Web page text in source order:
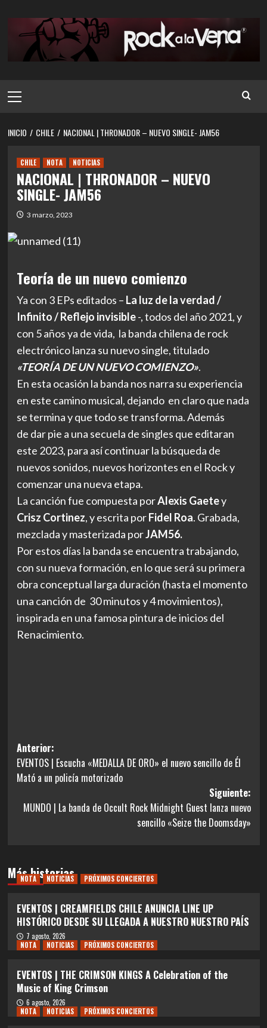
contenido
principal
INICIO CHILE NACIONAL | THRONADOR – NUEVO SINGLE- JAM56
CHILE NOTA NOTICIAS
NACIONAL | THRONADOR – NUEVO
SINGLE- JAM56
3 marzo, 2023
Teoría de un nuevo comienzo
Ya con 3 EPs editados – La luz de la verdad /
Infinito / Reflejo invisible-, todos del año 2021, y
con 5 años ya de vida, la banda chilena de rock
electrónico lanza su nuevo single, titulado
«TEORÍA DE UN NUEVO COMIENZO».
En esta ocasión la banda nos narra su experiencia
en este camino musical, dejando en claro que nada
se termina y que todo se transforma. Además
de dar pie a una secuela de singles que editaran
este 2023, para así continuar la búsqueda de
nuevos sonidos, nuevos horizontes en el Rock y
comenzar una nueva etapa.
La canción fue compuesta porAlexis Gaetey
Crisz Cortinez, y escrita porFidel Roa. Grabada,
mezclada y masterizada porJAM56.
Por estos días la banda se encuentra trabajando,
con su nueva formación, en lo que será su primera
obra conceptual larga duración (hasta el momento
una canción de 30 minutos y 4 movimientos),
inspirada en una famosa pintura de inicios del
Renacimiento.
Navegación
de
entradas
Anterior:
EVENTOS | Escucha «MEDALLA DE ORO» el nuevo sencillo de Él
Mató a un policía motorizado
Siguiente:
MUNDO | La banda de Occult Rock Midnight Guest lanza nuevo
sencillo «Seize the Doomsday»
Más historias
NOTA NOTICIAS PRÓXIMOS CONCIERTOS
EVENTOS | CREAMFIELDS CHILE ANUNCIA LINE UP
HISTÓRICO DESDE SU LLEGADA A NUESTRO NUESTRO PAÍS
7 agosto, 2026
NOTA
NOTICIAS PRÓXIMOS CONCIERTOS
EVENTOS | THE CRIMSON KINGS A Celebration of the
Music of King Crimson
6 agosto, 2026
NOTA
NOTICIAS PRÓXIMOS CONCIERTOS